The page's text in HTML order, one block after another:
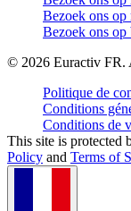
Bezoek ons op
Bezoek ons op
© 2026 Euractiv FR.
Politique de
Conditions
Conditions de
This site is
Policy and Terms of